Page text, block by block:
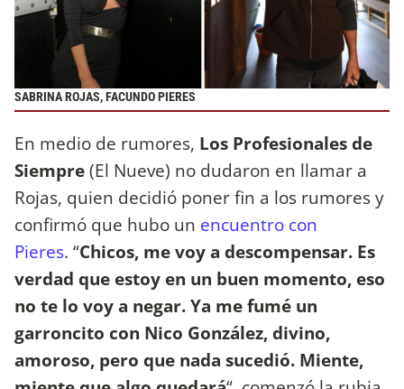
SABRINA ROJAS, FACUNDO PIERES
En medio de rumores, Los Profesionales de
Siempre(El Nueve) no dudaron en llamar a
Rojas, quien decidió poner fin a los rumores y
confirmó que hubo un encuentro con
Pieres. “Chicos, me voy a descompensar. Es
verdad que estoy en un buen momento, eso
no te lo voy a negar.Ya me fumé un
garroncito con Nico González, divino,
amoroso, pero que nada sucedió. Miente,